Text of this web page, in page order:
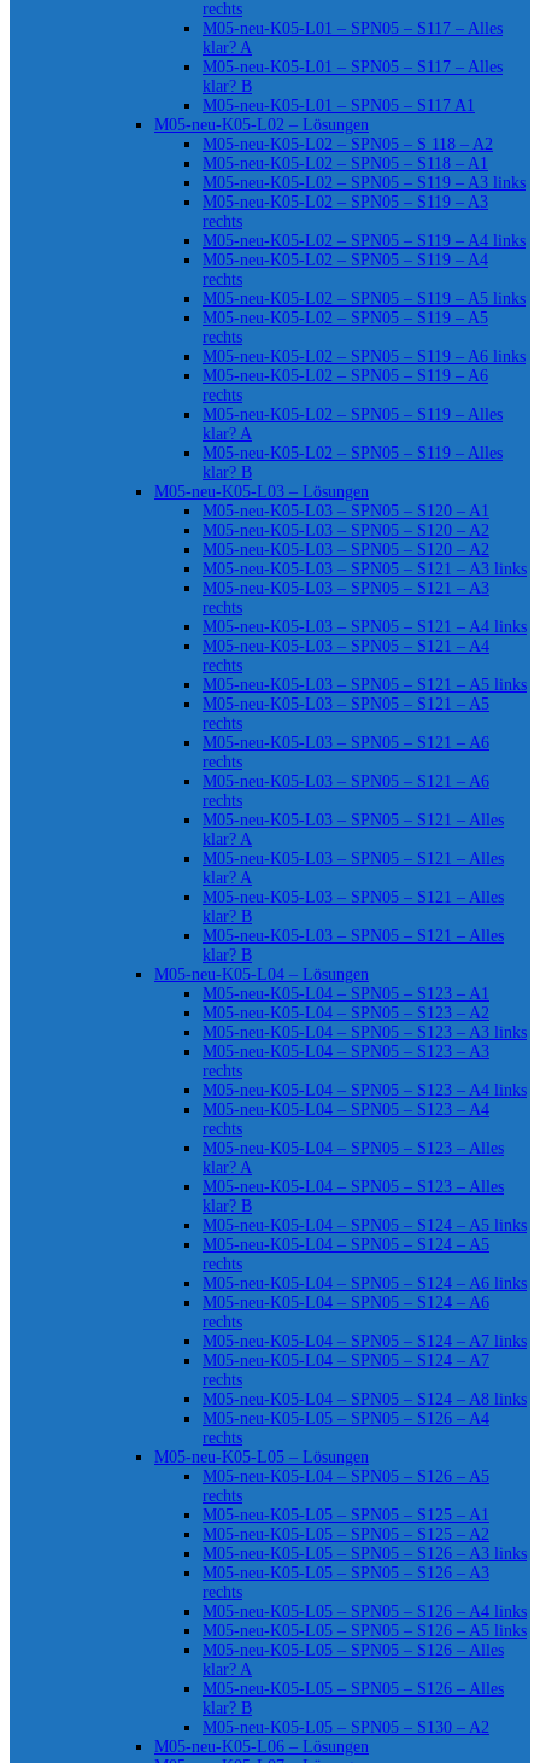
rechts
M05-neu-K05-L01 – SPN05 – S117 – Alles
klar? A
M05-neu-K05-L01 – SPN05 – S117 – Alles
klar? B
M05-neu-K05-L01 – SPN05 – S117 A1
M05-neu-K05-L02 – Lösungen
M05-neu-K05-L02 – SPN05 – S 118 – A2
M05-neu-K05-L02 – SPN05 – S118 – A1
M05-neu-K05-L02 – SPN05 – S119 – A3 links
M05-neu-K05-L02 – SPN05 – S119 – A3
rechts
M05-neu-K05-L02 – SPN05 – S119 – A4 links
M05-neu-K05-L02 – SPN05 – S119 – A4
rechts
M05-neu-K05-L02 – SPN05 – S119 – A5 links
M05-neu-K05-L02 – SPN05 – S119 – A5
rechts
M05-neu-K05-L02 – SPN05 – S119 – A6 links
M05-neu-K05-L02 – SPN05 – S119 – A6
rechts
M05-neu-K05-L02 – SPN05 – S119 – Alles
klar? A
M05-neu-K05-L02 – SPN05 – S119 – Alles
klar? B
M05-neu-K05-L03 – Lösungen
M05-neu-K05-L03 – SPN05 – S120 – A1
M05-neu-K05-L03 – SPN05 – S120 – A2
M05-neu-K05-L03 – SPN05 – S120 – A2
M05-neu-K05-L03 – SPN05 – S121 – A3 links
M05-neu-K05-L03 – SPN05 – S121 – A3
rechts
M05-neu-K05-L03 – SPN05 – S121 – A4 links
M05-neu-K05-L03 – SPN05 – S121 – A4
rechts
M05-neu-K05-L03 – SPN05 – S121 – A5 links
M05-neu-K05-L03 – SPN05 – S121 – A5
rechts
M05-neu-K05-L03 – SPN05 – S121 – A6
rechts
M05-neu-K05-L03 – SPN05 – S121 – A6
rechts
M05-neu-K05-L03 – SPN05 – S121 – Alles
klar? A
M05-neu-K05-L03 – SPN05 – S121 – Alles
klar? A
M05-neu-K05-L03 – SPN05 – S121 – Alles
klar? B
M05-neu-K05-L03 – SPN05 – S121 – Alles
klar? B
M05-neu-K05-L04 – Lösungen
M05-neu-K05-L04 – SPN05 – S123 – A1
M05-neu-K05-L04 – SPN05 – S123 – A2
M05-neu-K05-L04 – SPN05 – S123 – A3 links
M05-neu-K05-L04 – SPN05 – S123 – A3
rechts
M05-neu-K05-L04 – SPN05 – S123 – A4 links
M05-neu-K05-L04 – SPN05 – S123 – A4
rechts
M05-neu-K05-L04 – SPN05 – S123 – Alles
klar? A
M05-neu-K05-L04 – SPN05 – S123 – Alles
klar? B
M05-neu-K05-L04 – SPN05 – S124 – A5 links
M05-neu-K05-L04 – SPN05 – S124 – A5
rechts
M05-neu-K05-L04 – SPN05 – S124 – A6 links
M05-neu-K05-L04 – SPN05 – S124 – A6
rechts
M05-neu-K05-L04 – SPN05 – S124 – A7 links
M05-neu-K05-L04 – SPN05 – S124 – A7
rechts
M05-neu-K05-L04 – SPN05 – S124 – A8 links
M05-neu-K05-L05 – SPN05 – S126 – A4
rechts
M05-neu-K05-L05 – Lösungen
M05-neu-K05-L04 – SPN05 – S126 – A5
rechts
M05-neu-K05-L05 – SPN05 – S125 – A1
M05-neu-K05-L05 – SPN05 – S125 – A2
M05-neu-K05-L05 – SPN05 – S126 – A3 links
M05-neu-K05-L05 – SPN05 – S126 – A3
rechts
M05-neu-K05-L05 – SPN05 – S126 – A4 links
M05-neu-K05-L05 – SPN05 – S126 – A5 links
M05-neu-K05-L05 – SPN05 – S126 – Alles
klar? A
M05-neu-K05-L05 – SPN05 – S126 – Alles
klar? B
M05-neu-K05-L05 – SPN05 – S130 – A2
M05-neu-K05-L06 – Lösungen